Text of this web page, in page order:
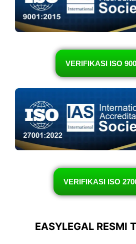
VERIFIKASI ISO
VERIFIKASI ISO
EASYLEGAL RESMI